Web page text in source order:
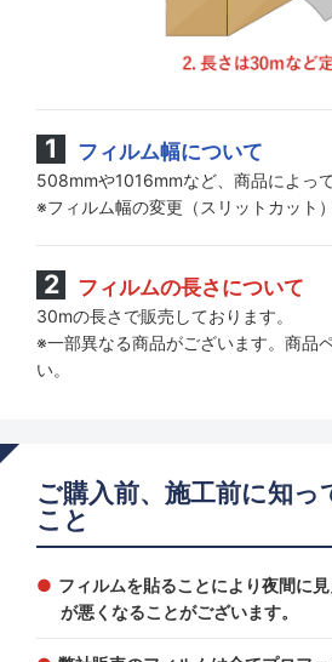
フィルム幅について
508mmや1016mmなど、商品によっ
※フィルム幅の変更（スリットカット
フィルムの長さについて
30mの長さで販売しております。
※一部異なる商品がございます。商品
い。
ご購入前、施工前に知
こと
フィルムを貼ることにより夜間に
が悪くなることがございます。